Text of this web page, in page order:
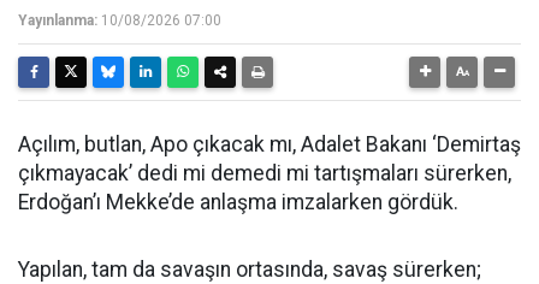
Yayınlanma: 10/08/2026 07:00
Açılım, butlan, Apo çıkacak mı, Adalet Bakanı ‘Demirtaş
çıkmayacak’ dedi mi demedi mi tartışmaları sürerken,
Erdoğan’ı Mekke’de anlaşma imzalarken gördük.
Yapılan, tam da savaşın ortasında, savaş sürerken;